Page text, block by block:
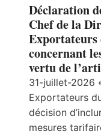
Déclaration
Chef de la
Exportateurs
concernant
vertu de
31-juillet-2026
Exportateurs
décision
mesures